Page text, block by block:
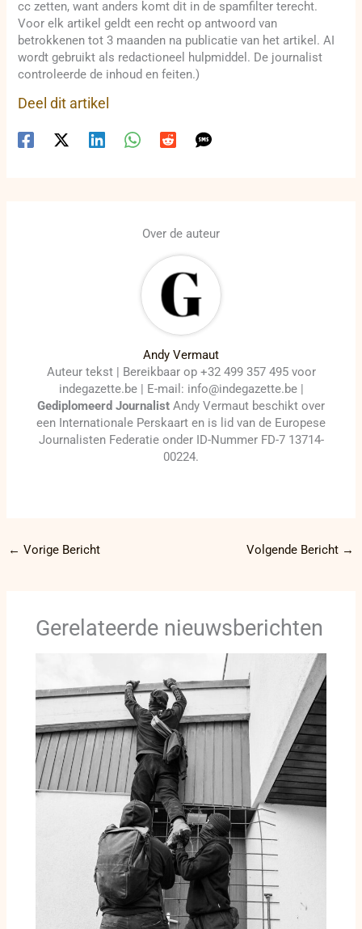
cc zetten, want anders komt dit in de spamfilter terecht.
Voor elk artikel geldt een recht op antwoord van
betrokkenen tot 3 maanden na publicatie van het artikel. AI
wordt gebruikt als redactioneel hulpmiddel. De journalist
controleerde de inhoud en feiten.)
Deel dit artikel
Over de auteur
Andy Vermaut
Auteur tekst | Bereikbaar op +32 499 357 495 voor
indegazette.be | E-mail: info@indegazette.be |
Gediplomeerd Journalist Andy Vermaut beschikt over
een Internationale Perskaart en is lid van de Europese
Journalisten Federatie onder ID-Nummer FD-7 13714-
00224.
← Vorige Bericht Volgende Bericht →
Gerelateerde nieuwsberichten